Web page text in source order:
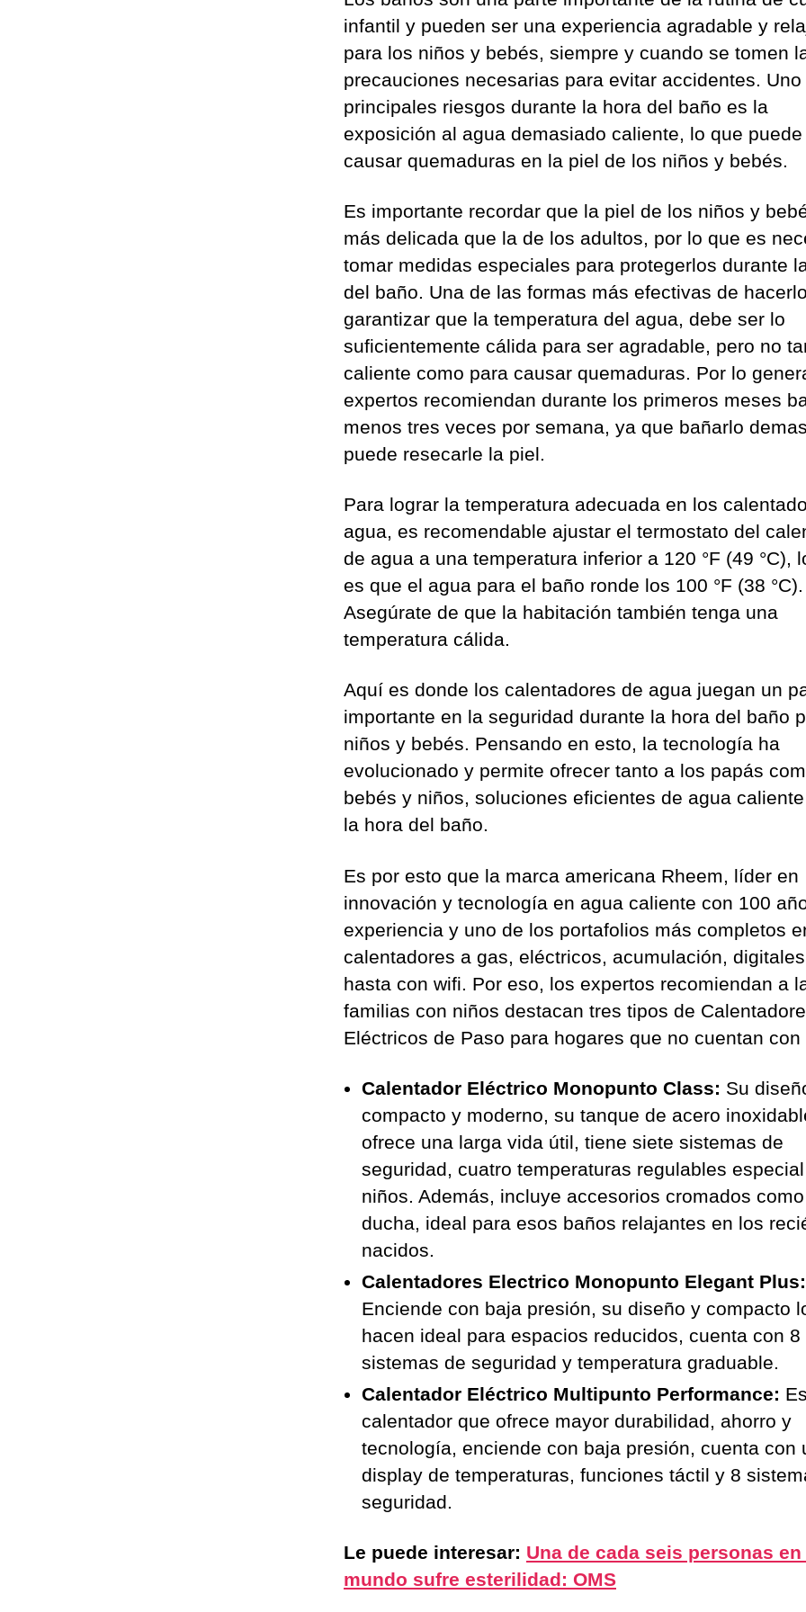
infantil y pueden ser una experiencia agradable y
para los niños y bebés, siempre y cuando se tomen
precauciones necesarias para evitar accidentes.
principales riesgos durante la hora del baño es la
exposición al agua demasiado caliente, lo que puede
causar quemaduras en la piel de los niños y bebés.
Es importante recordar que la piel de los niños y
más delicada que la de los adultos, por lo que es
tomar medidas especiales para protegerlos durante
del baño. Una de las formas más efectivas de
garantizar que la temperatura del agua, debe ser lo
suficientemente cálida para ser agradable, pero no
caliente como para causar quemaduras. Por lo
expertos recomiendan durante los primeros meses
menos tres veces por semana, ya que bañarlo
puede resecarle la piel.
Para lograr la temperatura adecuada en los
agua, es recomendable ajustar el termostato del
de agua a una temperatura inferior a 120 °F (49 °C),
es que el agua para el baño ronde los 100 °F (38 °C).
Asegúrate de que la habitación también tenga una
temperatura cálida.
Aquí es donde los calentadores de agua juegan un
importante en la seguridad durante la hora del baño
niños y bebés. Pensando en esto, la tecnología ha
evolucionado y permite ofrecer tanto a los papás
bebés y niños, soluciones eficientes de agua
la hora del baño.
Es por esto que la marca americana Rheem, líder en
innovación y tecnología en agua caliente con 100
experiencia y uno de los portafolios más completos
calentadores a gas, eléctricos, acumulación,
hasta con wifi. Por eso, los expertos recomiendan a
familias con niños destacan tres tipos de
Eléctricos de Paso para hogares que no cuentan con
Calentador Eléctrico Monopunto Class: Su
compacto y moderno, su tanque de acero
ofrece una larga vida útil, tiene siete sistemas de
seguridad, cuatro temperaturas regulables
niños. Además, incluye accesorios cromados
ducha, ideal para esos baños relajantes en los
nacidos.
Calentadores Electrico Monopunto Elegant Plus:
Enciende con baja presión, su diseño y compacto
hacen ideal para espacios reducidos, cuenta con 8
sistemas de seguridad y temperatura graduable.
Calentador Eléctrico Multipunto Performance:
calentador que ofrece mayor durabilidad, ahorro y
tecnología, enciende con baja presión, cuenta con
display de temperaturas, funciones táctil y 8
seguridad.
Le puede interesar: Una de cada seis personas en
mundo sufre esterilidad: OMS